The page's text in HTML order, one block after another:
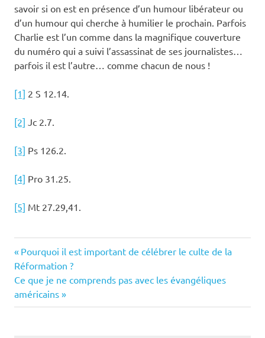
savoir si on est en présence d’un humour libérateur ou
d’un humour qui cherche à humilier le prochain. Parfois
Charlie est l’un comme dans la magnifique couverture
du numéro qui a suivi l’assassinat de ses journalistes…
parfois il est l’autre… comme chacun de nous !
[1] 2 S 12.14.
[2] Jc 2.7.
[3] Ps 126.2.
[4] Pro 31.25.
[5] Mt 27.29,41.
Navigation
de
l’article
Previous
Post:
Pourquoi il est important de célébrer le culte de la
Réformation ?
Next
Post:
Ce que je ne comprends pas avec les évangéliques
américains